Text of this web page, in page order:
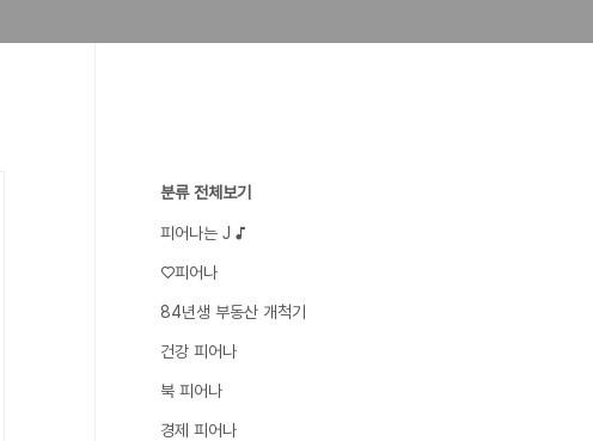
분류 전체보기
피어나는 J ♪
♡피어나
84년생 부동산 개척기
건강 피어나
북 피어나
경제 피어나